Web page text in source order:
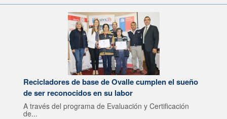
Recicladores de base de Ovalle cumplen el sueño
de ser reconocidos en su labor
A través del programa de Evaluación y Certificación
de...